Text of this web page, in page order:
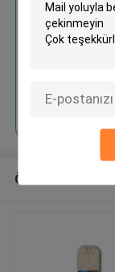
Önerilen Ürünler